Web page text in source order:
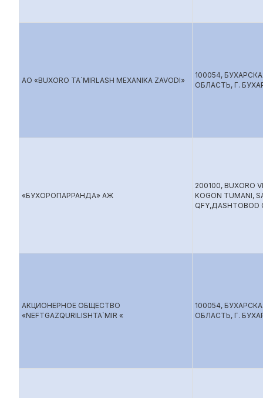
АО «BUXORO TA`MIRLASH MEXANIKA ZAVODI»
100054,
ОБЛАСТЬ, Г.
«БУХОРОПАРРАНДА» АЖ
200100, BUXORO
KOGON TUMANI,
QFY,ДАSHTOBOD
АКЦИОНЕРНОЕ ОБЩЕСТВО
«NEFTGAZQURILISHTA`MIR «
100054,
ОБЛАСТЬ, Г.